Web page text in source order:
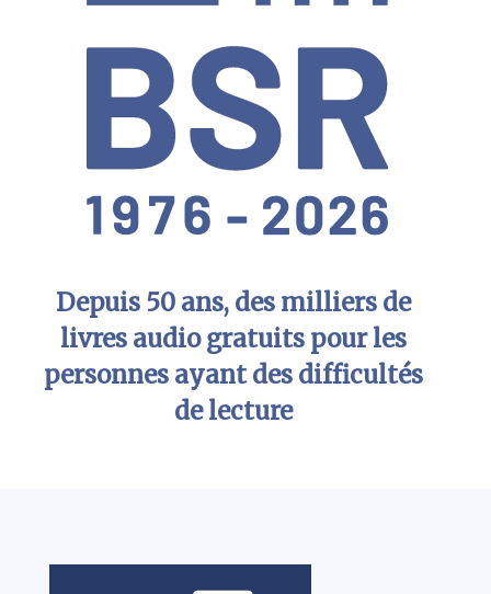
Depuis 50 ans, des milliers de
livres audio gratuits pour les
personnes ayant des difficultés
de lecture